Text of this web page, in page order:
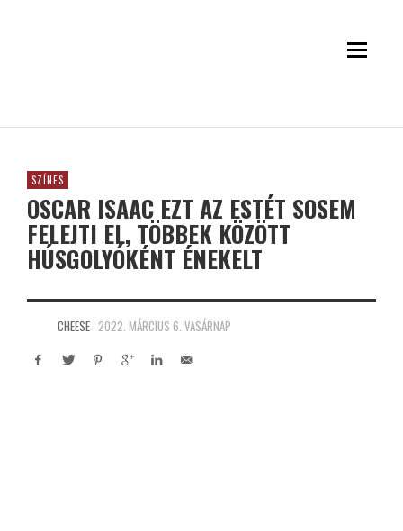
SZÍNES
OSCAR ISAAC EZT AZ ESTÉT SOSEM
FELEJTI EL, TÖBBEK KÖZÖTT
HÚSGOLYÓKÉNT ÉNEKELT
CHEESE 2022. MÁRCIUS 6. VASÁRNAP